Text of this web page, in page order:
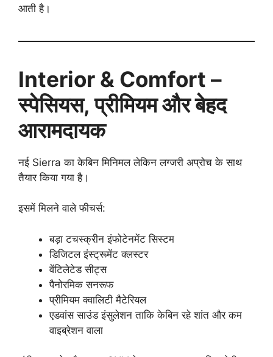
आती है।
Interior & Comfort –
स्पेसियस, प्रीमियम और बेहद
आरामदायक
नई Sierra का केबिन मिनिमल लेकिन लग्जरी अप्रोच के साथ
तैयार किया गया है।
इसमें मिलने वाले फीचर्स:
बड़ा टचस्क्रीन इंफोटेनमेंट सिस्टम
डिजिटल इंस्ट्रूमेंट क्लस्टर
वेंटिलेटेड सीट्स
पैनोरमिक सनरूफ
प्रीमियम क्वालिटी मैटेरियल
एडवांस साउंड इंसुलेशन ताकि केबिन रहे शांत और कम
वाइब्रेशन वाला